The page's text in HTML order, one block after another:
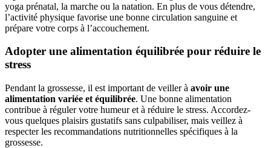
yoga prénatal, la marche ou la natation. En plus de vous détendre,
l’activité physique favorise une bonne circulation sanguine et
prépare votre corps à l’accouchement.
Adopter une alimentation équilibrée pour réduire le
stress
Pendant la grossesse, il est important de veiller à avoir une
alimentation variée et équilibrée. Une bonne alimentation
contribue à réguler votre humeur et à réduire le stress. Accordez-
vous quelques plaisirs gustatifs sans culpabiliser, mais veillez à
respecter les recommandations nutritionnelles spécifiques à la
grossesse.